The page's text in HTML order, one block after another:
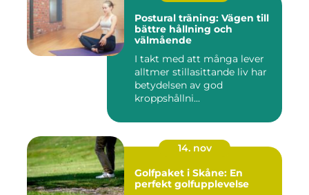
Postural träning: Vägen till
bättre hållning och
välmående
I takt med att många lever
alltmer stillasittande liv har
betydelsen av god
kroppshållni...
14. nov
Golfpaket i Skåne: En
perfekt golfupplevelse